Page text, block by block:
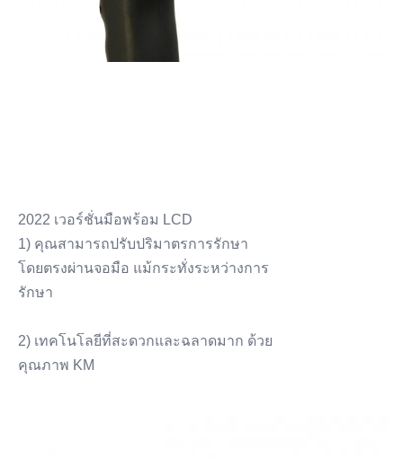
2022 เวอร์ชั่นมือพร้อม LCD
1) คุณสามารถปรับปริมาตรการรักษา
โดยตรงผ่านจอมือ แม้กระทั่งระหว่างการ
รักษา
2) เทคโนโลยีที่สะดวกและฉลาดมาก ด้วย
คุณภาพ KM